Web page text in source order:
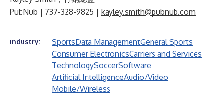
PubNub | 737-328-9825 | kayley.smith@pubnub.com
Industry: SportsData ManagementGeneral Sports
Consumer ElectronicsCarriers and Services
TechnologySoccerSoftware
Artificial IntelligenceAudio/Video
Mobile/Wireless